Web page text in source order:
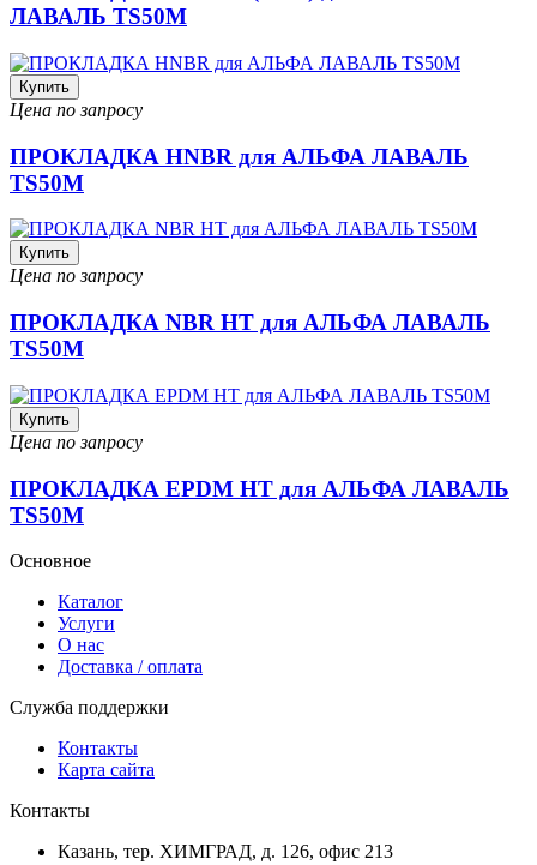
ЛАВАЛЬ TS50M
Купить
Цена по запросу
ПРОКЛАДКА HNBR для АЛЬФА ЛАВАЛЬ
TS50M
Купить
Цена по запросу
ПРОКЛАДКА NBR HT для АЛЬФА ЛАВАЛЬ
TS50M
Купить
Цена по запросу
ПРОКЛАДКА EPDM HT для АЛЬФА ЛАВАЛЬ
TS50M
Основное
Каталог
Услуги
О нас
Доставка / оплата
Служба поддержки
Контакты
Карта сайта
Контакты
Казань, тер. ХИМГРАД, д. 126, офис 213